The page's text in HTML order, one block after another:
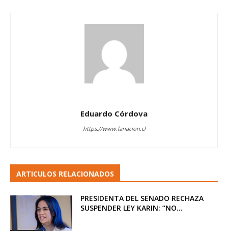
Eduardo Córdova
https://www.lanacion.cl
ARTICULOS RELACIONADOS
PRESIDENTA DEL SENADO RECHAZA
SUSPENDER LEY KARIN: “NO...